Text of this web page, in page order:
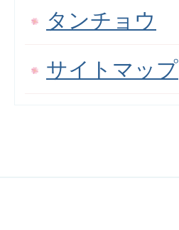
タンチョウ
サイトマップ